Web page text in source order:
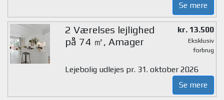
Se mere
2 Værelses lejlighed
på 74 ㎡, Amager
kr. 13.500
Eksklusiv
forbrug
Lejebolig udlejes pr. 31. oktober 2026
Se mere